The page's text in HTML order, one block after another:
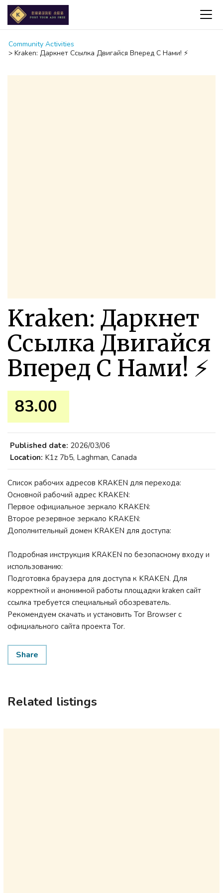
Community Activities
> Kraken: Даркнет Ссылка Двигайся Вперед С Нами! ⚡
Kraken: Даркнет
Ссылка Двигайся
Вперед С Нами! ⚡
83.00 ₹
Published date: 2026/03/06
Location: K1z 7b5, Laghman, Canada
Список рабочих адресов KRAKEN для перехода:
Основной рабочий адрес KRAKEN:
Первое официальное зеркало KRAKEN:
Второе резервное зеркало KRAKEN:
Дополнительный домен KRAKEN для доступа:
Подробная инструкция KRAKEN по безопасному входу и
использованию:
Подготовка браузера для доступа к KRAKEN. Для
корректной и анонимной работы площадки kraken сайт
ссылка требуется специальный обозреватель.
Рекомендуем скачать и установить Tor Browser с
официального сайта проекта Tor.
Share
Related listings